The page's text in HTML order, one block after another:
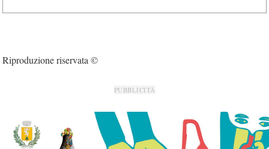
Riproduzione riservata ©
PUBBLICITÀ